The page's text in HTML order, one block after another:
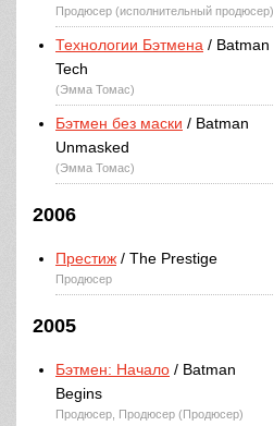
Продюсер (исполнительный продюсер)
Технологии Бэтмена / Batman
Tech
(Эмма Томас)
Бэтмен без маски / Batman
Unmasked
(Эмма Томас)
2006
Престиж / The Prestige
Продюсер
2005
Бэтмен: Начало / Batman
Begins
Продюсер, Продюсер (Продюсер)